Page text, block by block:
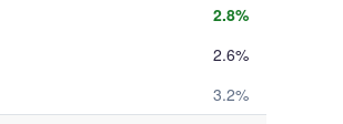
2.8%
2.6%
3.2%